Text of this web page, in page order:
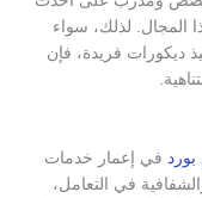
المجال. لذلك، سواء
ديكورات فريدة، فإن
في إعمار خدمات
في التعامل،